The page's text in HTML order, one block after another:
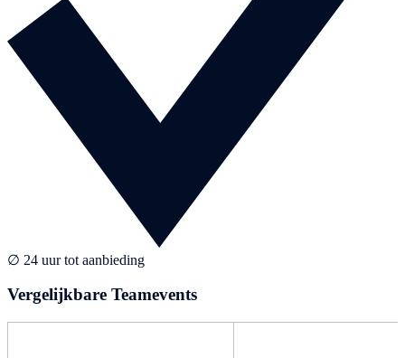
∅ 24 uur tot aanbieding
Vergelijkbare Teamevents